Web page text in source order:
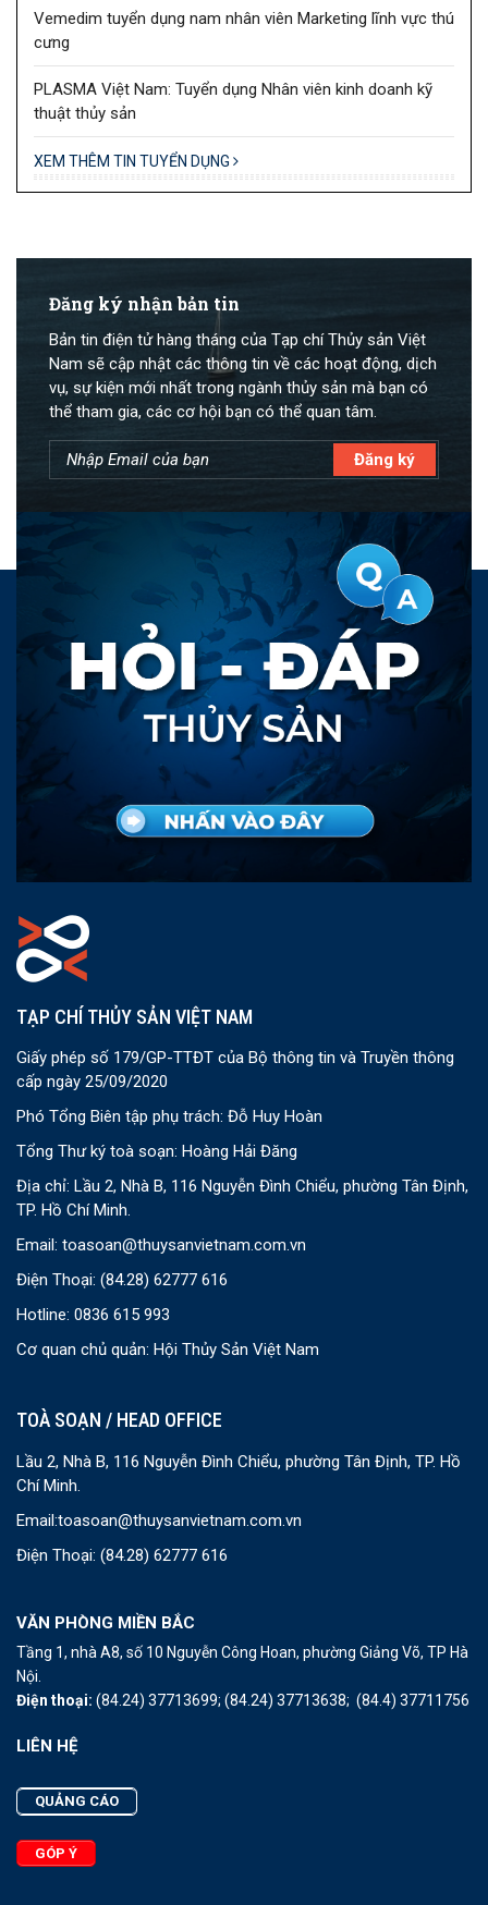
Vemedim tuyển dụng nam nhân viên Marketing lĩnh vực thú
cưng
PLASMA Việt Nam: Tuyển dụng Nhân viên kinh doanh kỹ
thuật thủy sản
XEM THÊM TIN TUYỂN DỤNG
Đăng ký nhận bản tin
Bản tin điện tử hàng tháng của Tạp chí Thủy sản Việt
Nam sẽ cập nhật các thông tin về các hoạt động, dịch
vụ, sự kiện mới nhất trong ngành thủy sản mà bạn có
thể tham gia, các cơ hội bạn có thể quan tâm.
TẠP CHÍ THỦY SẢN VIỆT NAM
Giấy phép số 179/GP-TTĐT của Bộ thông tin và Truyền thông
cấp ngày 25/09/2020
Phó Tổng Biên tập phụ trách: Đỗ Huy Hoàn
Tổng Thư ký toà soạn: Hoàng Hải Đăng
Địa chỉ: Lầu 2, Nhà B, 116 Nguyễn Đình Chiểu, phường Tân Định,
TP. Hồ Chí Minh.
Email: toasoan@thuysanvietnam.com.vn
Điện Thoại: (84.28) 62777 616
Hotline: 0836 615 993
Cơ quan chủ quản: Hội Thủy Sản Việt Nam
TOÀ SOẠN / HEAD OFFICE
Lầu 2, Nhà B, 116 Nguyễn Đình Chiểu, phường Tân Định, TP. Hồ
Chí Minh.
Email:toasoan@thuysanvietnam.com.vn
Điện Thoại: (84.28) 62777 616
VĂN PHÒNG MIỀN BẮC
Tầng 1, nhà A8, số 10 Nguyễn Công Hoan, phường Giảng Võ, TP Hà
Nội.
Điện thoại: (84.24) 37713699; (84.24) 37713638; (84.4) 37711756
LIÊN HỆ
QUẢNG CÁO
GÓP Ý